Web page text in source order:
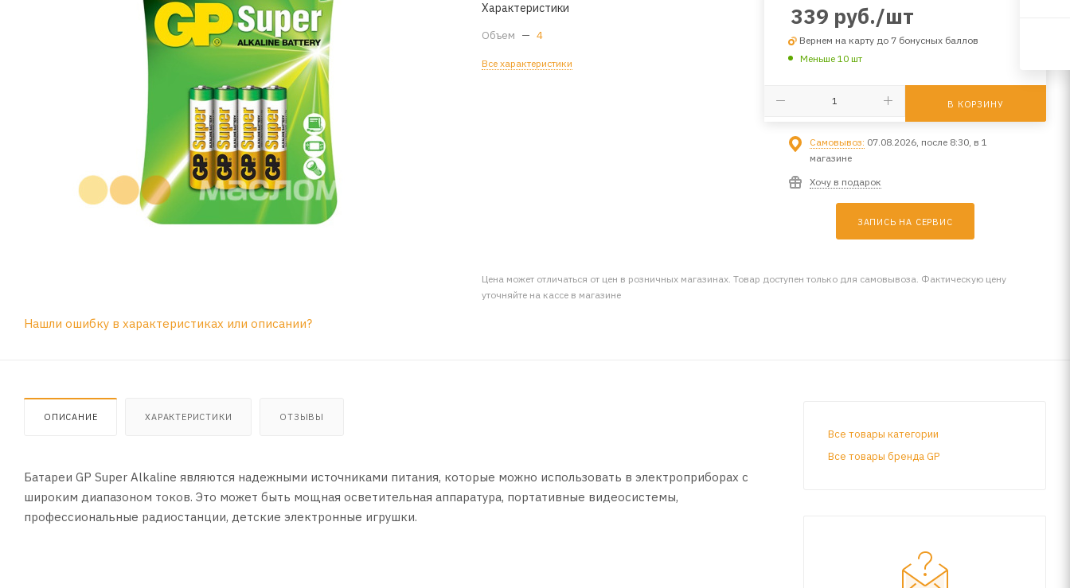
Характеристики
Объем — 4
Все характеристики
339 руб./шт
Вернем на карту до 7 бонусных баллов
Меньше 10 шт
В КОРЗИНУ
Самовывоз: 07.08.2026, после 8:30, в 1
магазине
Хочу в подарок
ЗАПИСЬ НА СЕРВИС
Цена может отличаться от цен в розничных магазинах. Товар доступен только для самовывоза. Фактическую цену
уточняйте на кассе в магазине
Нашли ошибку в характеристиках или описании?
ОПИСАНИЕ ХАРАКТЕРИСТИКИ ОТЗЫВЫ
Батареи GP Super Alkaline являются надежными источниками питания, которые можно использовать в электроприборах с
широким диапазоном токов. Это может быть мощная осветительная аппаратура, портативные видеосистемы,
профессиональные радиостанции, детские электронные игрушки.
Все товары категории
Все товары бренда GP